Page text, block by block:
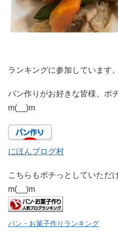
ランキングに参加しています。
パン作りがお好きな皆様、ポ
m(__)m
にほんブログ村
こちらもポチっとしていただ
m(__)m
パン・お菓子作りランキング